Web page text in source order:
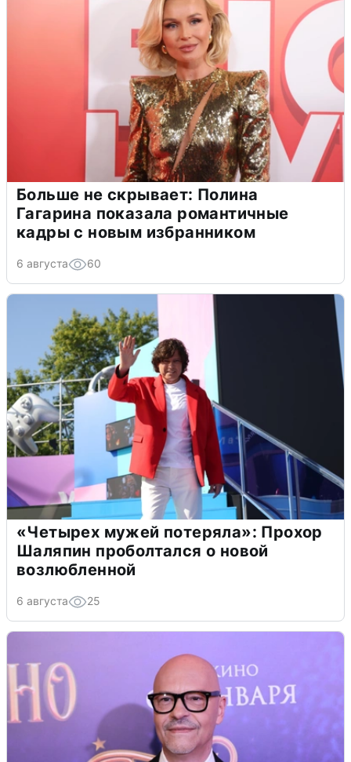
Больше не скрывает: Полина
Гагарина показала романтичные
кадры с новым избранником
6 августа 60
«Четырех мужей потеряла»: Прохор
Шаляпин проболтался о новой
возлюбленной
6 августа 25